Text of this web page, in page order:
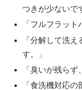
つきが少ないで
「フルフラッ
「分解して洗
す。」
「臭いが残らず
「食洗機対応